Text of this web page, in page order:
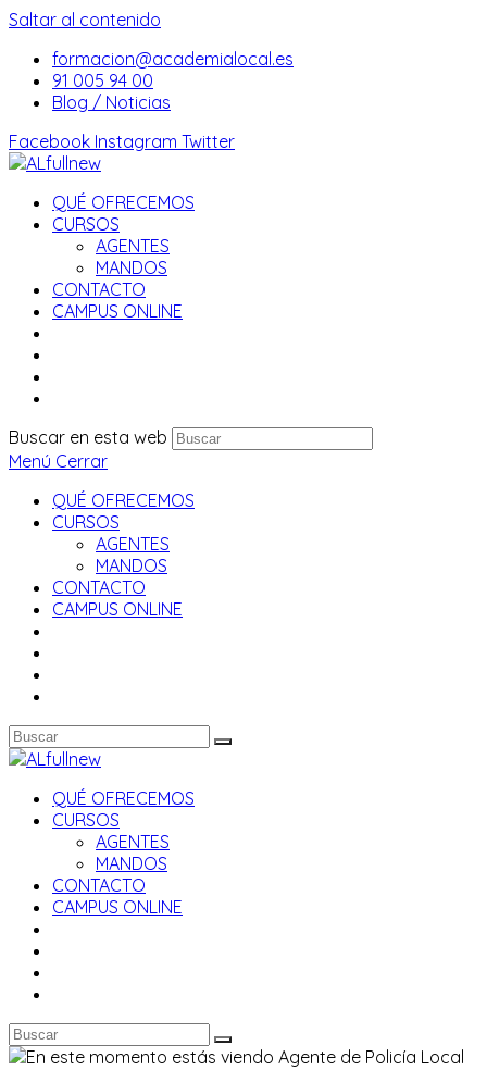
Saltar al contenido
formacion@academialocal.es
91 005 94 00
Blog / Noticias
Facebook Instagram Twitter
QUÉ OFRECEMOS
CURSOS
AGENTES
MANDOS
CONTACTO
CAMPUS ONLINE
Buscar en esta web
Menú Cerrar
QUÉ OFRECEMOS
CURSOS
AGENTES
MANDOS
CONTACTO
CAMPUS ONLINE
QUÉ OFRECEMOS
CURSOS
AGENTES
MANDOS
CONTACTO
CAMPUS ONLINE